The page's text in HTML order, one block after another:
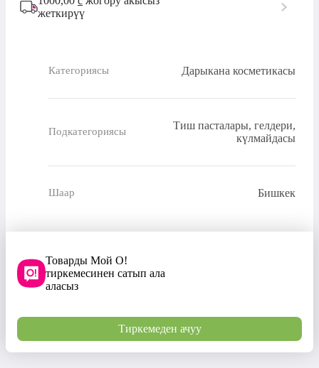
жеткирүү
Категориясы Дарыкана косметикасы
Подкатегориясы
Тиш пасталары, гелдери,
күлмайдасы
Шаар Бишкек
Товарды Мой О!
тиркемесинен сатып ала
аласыз
Тиркемеден ачуу